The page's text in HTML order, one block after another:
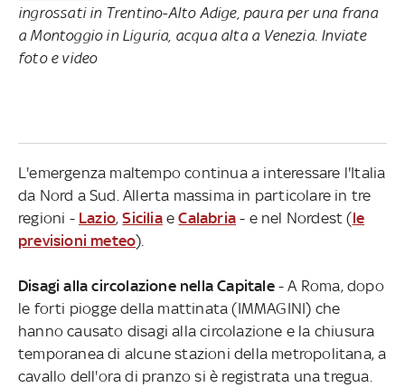
ingrossati in Trentino-Alto Adige, paura per una frana
a Montoggio in Liguria, acqua alta a Venezia. Inviate
foto e video
L'emergenza maltempo continua a interessare l'Italia
da Nord a Sud. Allerta massima in particolare in tre
regioni - Lazio,SiciliaeCalabria - e nel Nordest (le
previsioni meteo).
Disagi alla circolazione nella Capitale- A Roma, dopo
le forti piogge della mattinata (IMMAGINI) che
hanno causato disagi alla circolazione e la chiusura
temporanea di alcune stazioni della metropolitana, a
cavallo dell'ora di pranzo si è registrata una tregua.